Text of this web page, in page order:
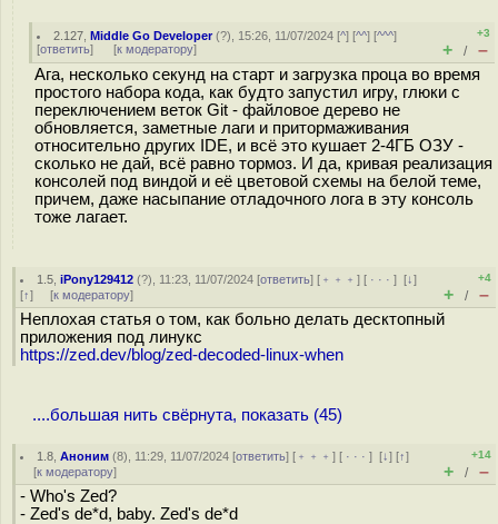
2.127 ,Middle Go Developer(?), 15:26, 11/07/2024 [^] [^^] [^^^]
[ответить] [к модератору]
+3
+ / –
Ага, несколько секунд на старт и загрузка проца во время
простого набора кода, как будто запустил игру, глюки с
переключением веток Git - файловое дерево не
обновляется, заметные лаги и притормаживания
относительно других IDE, и всё это кушает 2-4ГБ ОЗУ -
сколько не дай, всё равно тормоз. И да, кривая реализация
консолей под виндой и её цветовой схемы на белой теме,
причем, даже насыпание отладочного лога в эту консоль
тоже лагает.
1.5 ,iPony129412 (?), 11:23, 11/07/2024 [ответить] [ ﹢﹢﹢] [ · · ·][↓]
[↑] [к модератору]
+4
+ / –
Неплохая статья о том, как больно делать десктопный
приложения под линукс
https://zed.dev/blog/zed-decoded-linux-when
....большая нить свёрнута, показать (45)
1.8 ,Аноним (8), 11:29, 11/07/2024 [ответить] [ ﹢﹢﹢] [ · · ·][↓] [↑]
[к модератору]
+14
+ / –
- Who's Zed?
- Zed's de*d, baby. Zed's de*d